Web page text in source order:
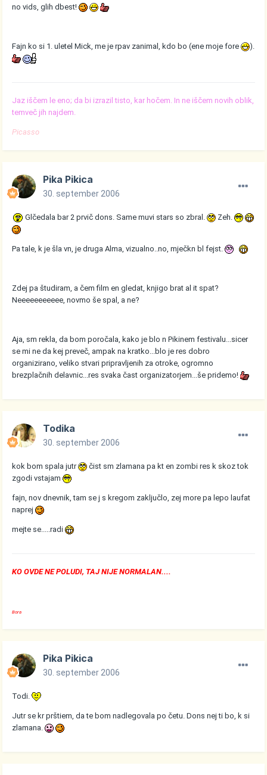
no vids, glih dbest!
Fajn ko si 1. uletel Mick, me je rpav zanimal, kdo bo (ene moje fore ).
Jaz iščem le eno; da bi izrazil tisto, kar hočem. In ne iščem novih oblik,
temveč jih najdem.
Picasso
Pika Pikica
30. september 2006
Glčedala bar 2 prvič dons. Same muvi stars so zbral. Zeh.
Pa tale, k je šla vn, je druga Alma, vizualno..no, mječkn bl fejst.
Zdej pa študiram, a čem film en gledat, knjigo brat al it spat?
Neeeeeeeeeee, novmo še spal, a ne?
Aja, sm rekla, da bom poročala, kako je blo n Pikinem festivalu...sicer
se mi ne da kej preveč, ampak na kratko...blo je res dobro
organizirano, veliko stvari pripravljenih za otroke, ogromno
brezplačnih delavnic...res svaka čast organizatorjem...še pridemo!
Todika
30. september 2006
kok bom spala jutr
čist sm zlamana pa kt en zombi res k skoz tok
zgodi vstajam
fajn, nov dnevnik, tam se j s kregom zaključlo, zej more pa lepo laufat
naprej
mejte se.....radi
KO OVDE NE POLUDI, TAJ NIJE NORMALAN....
Bora
Pika Pikica
30. september 2006
Todi.
Jutr se kr prštiem, da te bom nadlegovala po četu. Dons nej ti bo, k si
zlamana.